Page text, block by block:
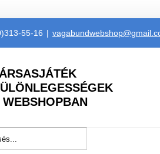
55-16 |
WEBSHOPBAN